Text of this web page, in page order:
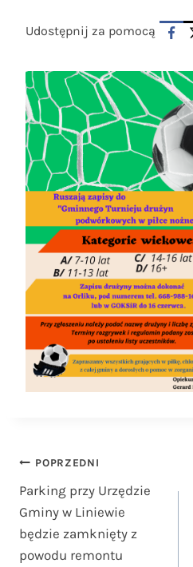
Udostępnij za pomocą
Nawigacja
wpisu
POPRZEDNI
Parking przy Urzędzie
Gminy w Liniewie
będzie zamknięty z
powodu remontu